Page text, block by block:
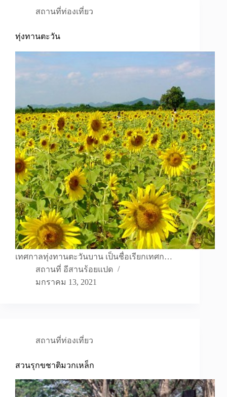
สถานที่ท่องเที่ยว
ทุ่งทานตะวัน
เทศกาลทุ่งทานตะวันบาน เป็นชื่อเรียกเทศก…
สถานที่ อีสานร้อยแปด
มกราคม 13, 2021
สถานที่ท่องเที่ยว
สวนรุกขชาติมวกเหล็ก